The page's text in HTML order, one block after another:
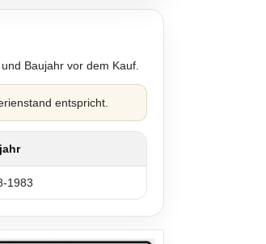
Baujahr vor dem Kauf.
entspricht.
1983